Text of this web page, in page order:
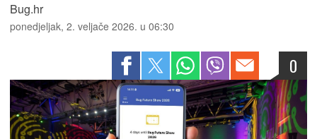
Bug.hr
ponedjeljak, 2. veljače 2026. u 06:30
0